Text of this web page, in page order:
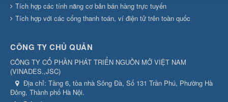
Tích hợp các tính năng cơ bản bán hàng trực tuyến
Tích hợp với các cổng thanh toán, ví điện tử trên toàn quốc
CÔNG TY CHỦ QUẢN
CÔNG TY CỔ PHẦN PHÁT TRIỂN NGUỒN MỞ VIỆT NAM
(VINADES.,JSC)
Địa chỉ: Tầng 6, tòa nhà Sông Đà, Số 131 Trần Phú, Phường Hà
Đông, Thành phố Hà Nội.